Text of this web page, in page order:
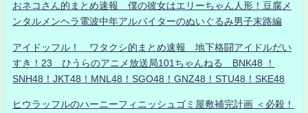
おネコさん的まとめ速報 僕の彼女はエリーちゃん人形！豆腐メ
ンタルメンヘラ電波中年アルバイターのぬいぐるみ男子末路編
アイドッフル！ ワタクシ的まとめ速報 地下格闘アイドルだい
すき！23 ひうらのアニメ放送局101ちゃんねる BNK48 ！
SNH48！JKT48！MNL48！SGO48！GNZ48！STU48！SKE48
ヒウラッフルのハーニーフィニッシュゴミ屋敷補完計画 ＜必殺！